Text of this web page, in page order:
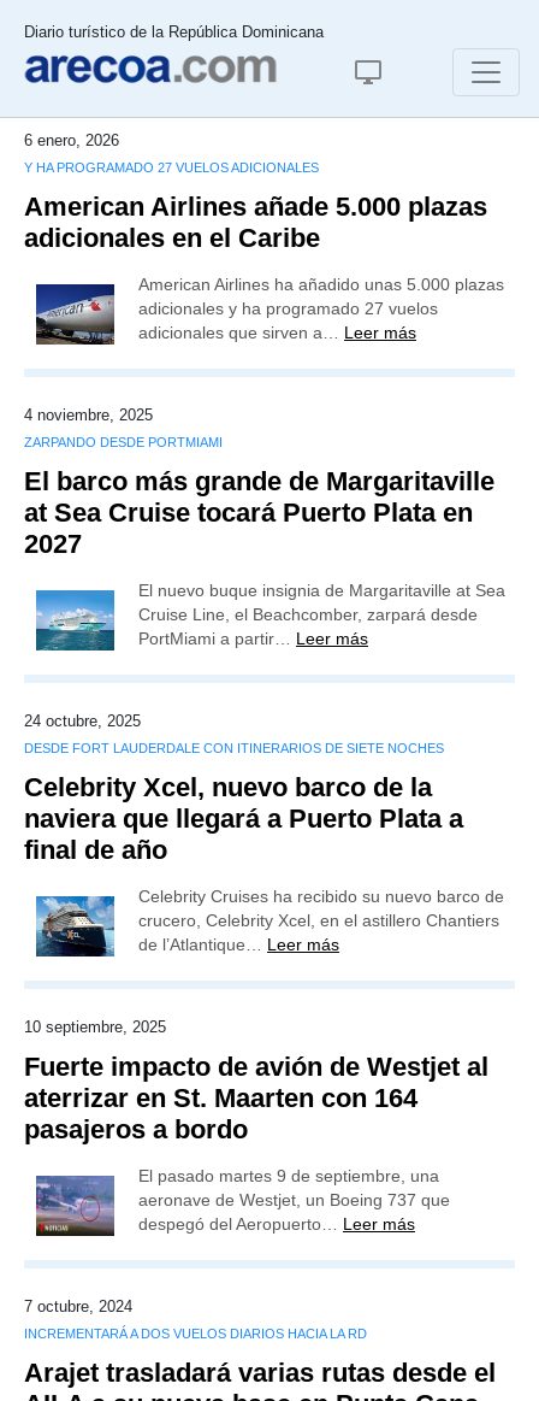
Diario turístico de la República Dominicana
6 enero, 2026
Y HA PROGRAMADO 27 VUELOS ADICIONALES
American Airlines añade 5.000 plazas
adicionales en el Caribe
American Airlines ha añadido unas 5.000 plazas
adicionales y ha programado 27 vuelos
adicionales que sirven a… Leer más
4 noviembre, 2025
ZARPANDO DESDE PORTMIAMI
El barco más grande de Margaritaville
at Sea Cruise tocará Puerto Plata en
2027
El nuevo buque insignia de Margaritaville at Sea
Cruise Line, el Beachcomber, zarpará desde
PortMiami a partir… Leer más
24 octubre, 2025
DESDE FORT LAUDERDALE CON ITINERARIOS DE SIETE NOCHES
Celebrity Xcel, nuevo barco de la
naviera que llegará a Puerto Plata a
final de año
Celebrity Cruises ha recibido su nuevo barco de
crucero, Celebrity Xcel, en el astillero Chantiers
de l’Atlantique… Leer más
10 septiembre, 2025
Fuerte impacto de avión de Westjet al
aterrizar en St. Maarten con 164
pasajeros a bordo
El pasado martes 9 de septiembre, una
aeronave de Westjet, un Boeing 737 que
despegó del Aeropuerto… Leer más
7 octubre, 2024
INCREMENTARÁ A DOS VUELOS DIARIOS HACIA LA RD
Arajet trasladará varias rutas desde el